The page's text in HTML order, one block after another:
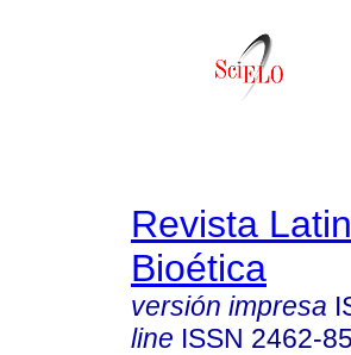
Revista
Bioética
versión impresa
line ISSN 2462-